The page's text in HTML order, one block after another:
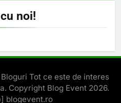
noi!
Tot ce este de interes
Copyright Blog Event 2026.
blogevent.ro